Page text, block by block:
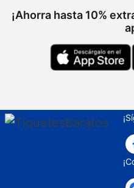
Resguardo de
Supermercado o
Servicio de
Propiedad libre
¡Ahorra hasta 10%